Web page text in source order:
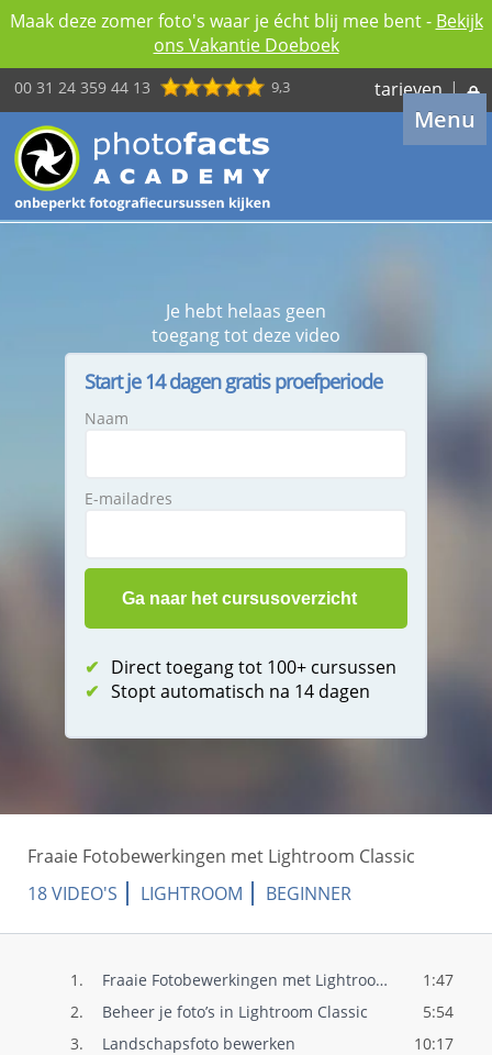
Maak deze zomer foto's waar je écht blij mee bent - Bekijk
ons Vakantie Doeboek
00 31 24 359 44 13 9,3 tarieven |
Menu
Je hebt helaas geen
toegang tot deze video
Start je 14 dagen gratis proefperiode
Naam
E-mailadres
✔ Direct toegang tot 100+ cursussen
✔ Stopt automatisch na 14 dagen
Fraaie Fotobewerkingen met Lightroom Classic
18 VIDEO'S
LIGHTROOM BEGINNER
1. Fraaie Fotobewerkingen met Lightroom Cla..
1:47
2.
Beheer je foto’s in Lightroom Classic
5:54
3.
Landschapsfoto bewerken
10:17